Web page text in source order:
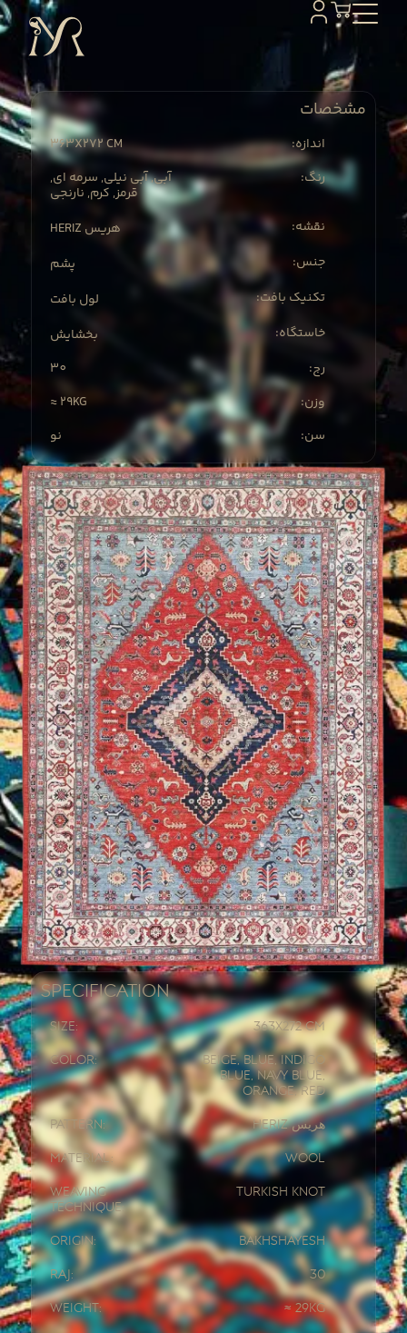
Specification
Size: 272 CM
363x
Color:
Beige, Blue, Indigo
Blue, Navy Blue,
Orange, Red
Pattern: Heriz هریس
Material: Wool
Weaving
Technique:
Turkish knot
Origin: Bakhshayesh
Raj: 30
Weight: ≈ 29kg
مشخصات
363X272 CM
:اندازه
آبی, آبی نیلی, سرمه ای,
قرمز, کرم, نارنجی
:رنگ
HERIZ هریس
:نقشه
پشم
:جنس
لول بافت
:تکنیک بافت
بخشایش
:خاستگاه
30
:رج
≈ 29KG
:وزن
نو
:سن